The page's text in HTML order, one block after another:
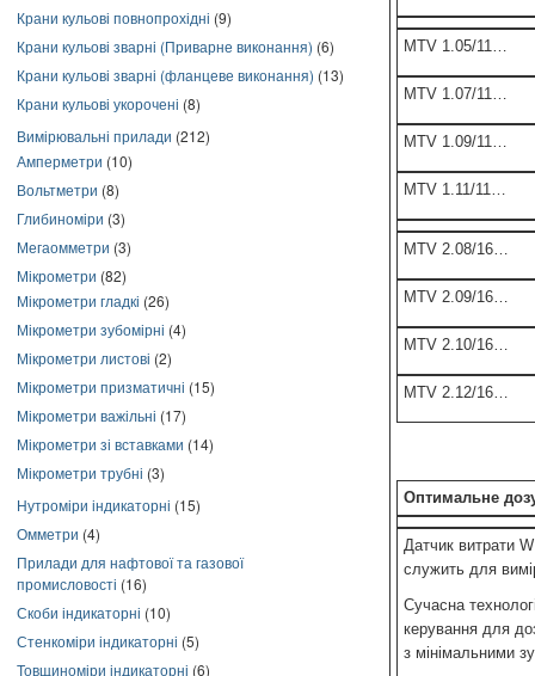
Крани кульові повнопрохідні (9)
Крани кульові зварні (Приварне виконання) (6)
Крани кульові зварні (фланцеве виконання) (13)
Крани кульові укорочені (8)
Вимірювальні прилади (212)
Амперметри (10)
Вольтметри (8)
Глибиноміри (3)
Мегаомметри (3)
Мікрометри (82)
Мікрометри гладкі (26)
Мікрометри зубомірні (4)
Мікрометри листові (2)
Мікрометри призматичні (15)
Мікрометри важільні (17)
Мікрометри зі вставками (14)
Мікрометри трубні (3)
Нутроміри індикаторні (15)
Омметри (4)
Прилади для нафтової та газової
промисловості (16)
Скоби індикаторні (10)
Стенкоміри індикаторні (5)
Товщиноміри індикаторні (6)
MTV 1.05/11…
MTV 1.07/11…
MTV 1.09/11…
MTV 1.11/11…
MTV 2.08/16…
MTV 2.09/16…
MTV 2.10/16…
MTV 2.12/16…
Оптимальне
Датчик витрати
служить для
Сучасна
керування для
з мінімальними